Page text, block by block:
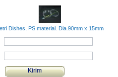
Dishes, PS material. Dia.90mm x 15mm